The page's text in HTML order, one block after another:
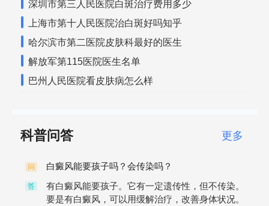
深圳市第三人民医院白斑治疗费用多少
上海市第十人民医院治白斑好吗知乎
哈尔滨市第二医院皮肤科最好的医生
解放军第115医院医生名单
巴州人民医院看皮肤病怎么样
科普问答 更多
问 白癜风能要孩子吗？会传染吗？
答
有白癜风能要孩子。它有一定遗传性，但不传染。
要是有白癜风，可以用缓解治疗，改善身体状况。